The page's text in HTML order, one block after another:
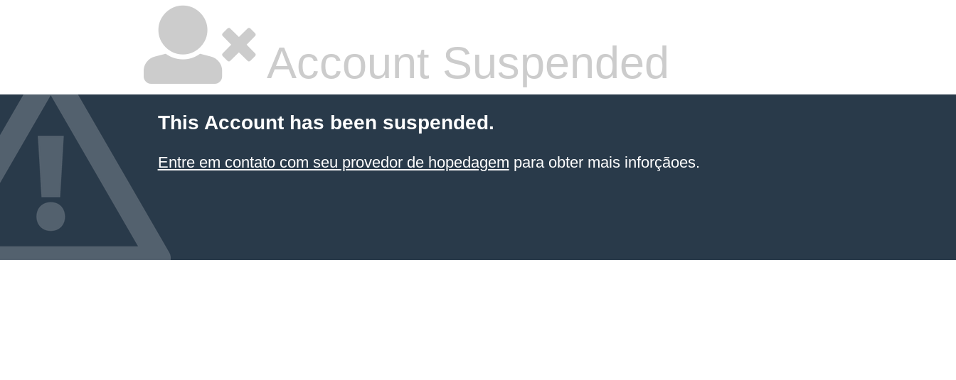
Account Suspended
This Account has been suspended.
Entre em contato com seu provedor de hopedagem para obter mais inforçãoes.